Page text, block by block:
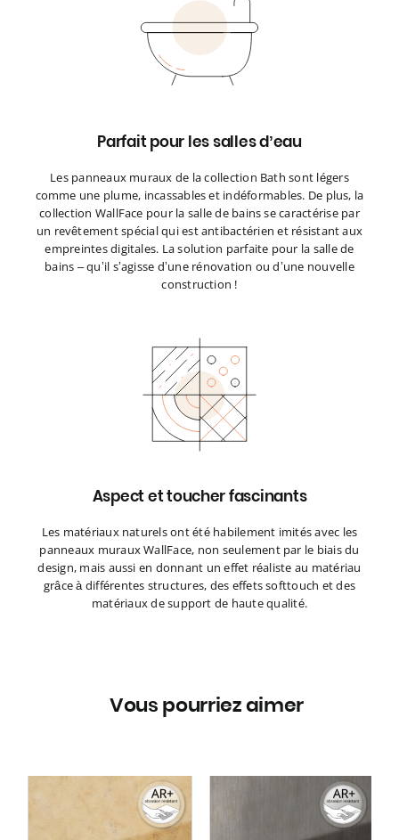
Parfait pour les salles d’eau
Les panneaux muraux de la collection Bath sont légers
comme une plume, incassables et indéformables. De plus, la
collection WallFace pour la salle de bains se caractérise par
un revêtement spécial qui est antibactérien et résistant aux
empreintes digitales. La solution parfaite pour la salle de
bains – qu’il s’agisse d’une rénovation ou d’une nouvelle
construction !
Aspect et toucher fascinants
Les matériaux naturels ont été habilement imités avec les
panneaux muraux WallFace, non seulement par le biais du
design, mais aussi en donnant un effet réaliste au matériau
grâce à différentes structures, des effets softtouch et des
matériaux de support de haute qualité.
Vous pourriez aimer
Panneau mural WallFace